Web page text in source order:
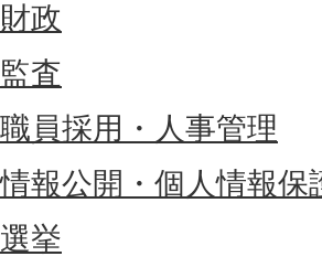
財政
監査
職員採用・人事管理
情報公開・個人情報保
選挙